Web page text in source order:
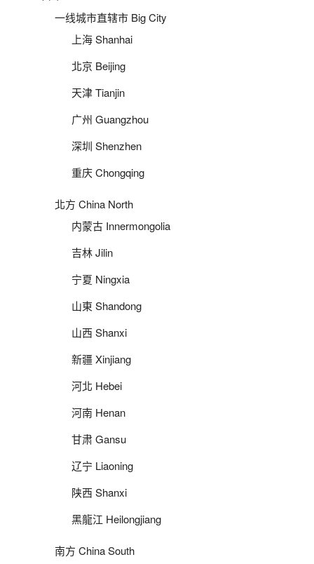
一线城市直辖市 Big City
上海 Shanhai
北京 Beijing
天津 Tianjin
广州 Guangzhou
深圳 Shenzhen
重庆 Chongqing
北方 China North
内蒙古 Innermongolia
吉林 Jilin
宁夏 Ningxia
山東 Shandong
山西 Shanxi
新疆 Xinjiang
河北 Hebei
河南 Henan
甘肃 Gansu
辽宁 Liaoning
陕西 Shanxi
黑龍江 Heilongjiang
南方 China South